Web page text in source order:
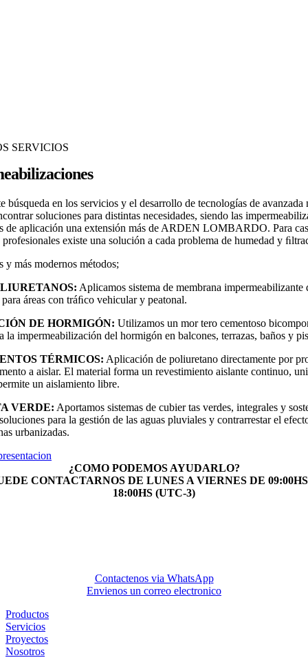
SERVICIOS
búsqueda en los servicios y el desarrollo de tecnologías de avanzada
soluciones para distintas necesidades, siendo las
de aplicación una extensión más de ARDEN LOMBARDO. Para
existe una solución a cada problema de humedad y
y más modernos métodos;
Aplicamos sistema de membrana impermeabilizante
áreas con tráﬁco vehicular y peatonal.
DE HORMIGÓN: Utilizamos un mor tero cementoso
la impermeabilización del hormigón en balcones, terrazas, baños y
TÉRMICOS: Aplicación de poliuretano directamente por
a aislar. El material forma un revestimiento aislante continuo,
un aislamiento libre.
VERDE: Aportamos sistemas de cubier tas verdes, integrales y
para la gestión de las aguas pluviales y contrarrestar el
urbanizadas.
¿COMO PODEMOS AYUDARLO?
CONTACTARNOS DE LUNES A VIERNES DE
18:00HS (UTC-3)
Contactenos via WhatsApp
Envienos un correo electronico
Productos
Servicios
Proyectos
Nosotros